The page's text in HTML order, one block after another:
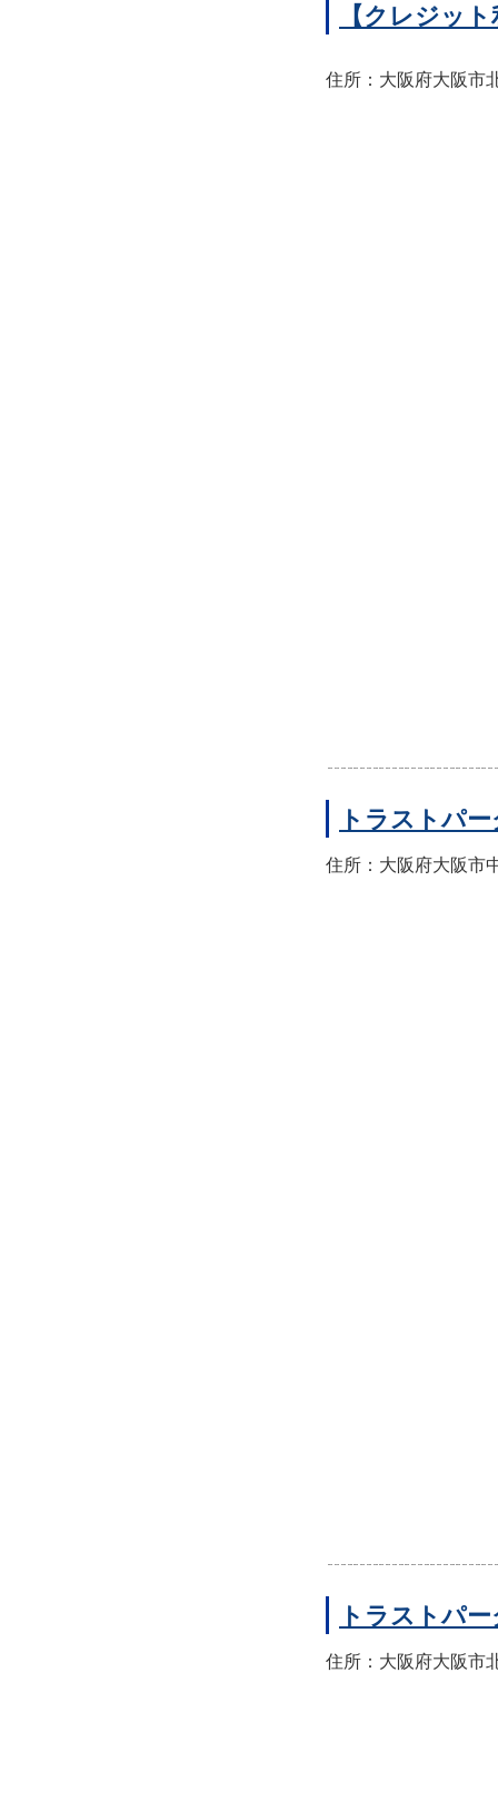
【クレジッ
住所：大阪府大阪市
トラストパ
住所：大阪府大阪市
トラストパ
住所：大阪府大阪市